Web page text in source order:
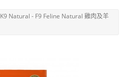
K9 Natural - F9 Feline Natural 雞肉及羊